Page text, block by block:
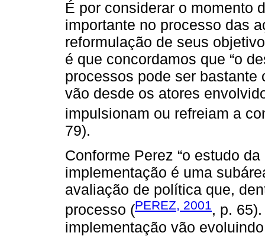
É por considerar o momento
importante no processo das
reformulação de seus
é que concordamos que “o
processos pode ser
vão desde os atores
impulsionam ou refreiam a
79).
Conforme Perez “o estudo
implementação é uma
avaliação de política que,
processo (PEREZ, 2001, p.
implementação vão